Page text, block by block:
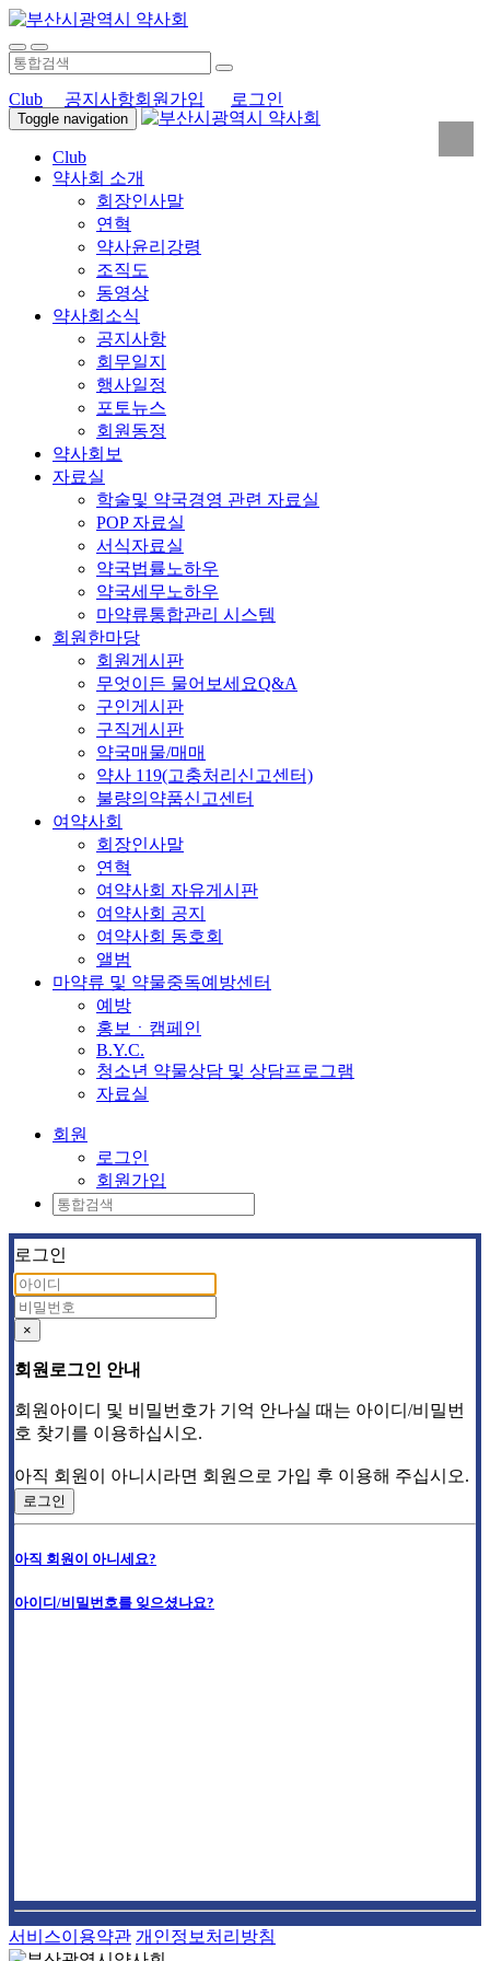
Club 공지사항회원가입 로그인
Toggle navigation
Club
약사회 소개
회장인사말
연혁
약사윤리강령
조직도
동영상
약사회소식
공지사항
회무일지
행사일정
포토뉴스
회원동정
약사회보
자료실
학술및 약국경영 관련 자료실
POP 자료실
서식자료실
약국법률노하우
약국세무노하우
마약류통합관리 시스템
회원한마당
회원게시판
무엇이든 물어보세요Q&A
구인게시판
구직게시판
약국매물/매매
약사 119(고충처리신고센터)
불량의약품신고센터
여약사회
회장인사말
연혁
여약사회 자유게시판
여약사회 공지
여약사회 동호회
앨범
마약류 및 약물중독예방센터
예방
홍보ㆍ캠페인
B.Y.C.
청소년 약물상담 및 상담프로그램
자료실
회원
로그인
회원가입
로그인
×
회원로그인 안내
회원아이디 및 비밀번호가 기억 안나실 때는 아이디/비밀번
호 찾기를 이용하십시오.
아직 회원이 아니시라면 회원으로 가입 후 이용해 주십시오.
로그인
아직 회원이 아니세요?
아이디/비밀번호를 잊으셨나요?
서비스이용약관 개인정보처리방침